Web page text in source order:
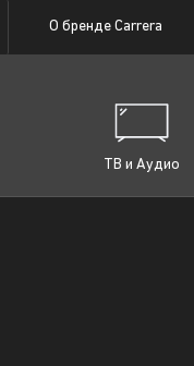
О бренде Carrera
ТВ и Аудио